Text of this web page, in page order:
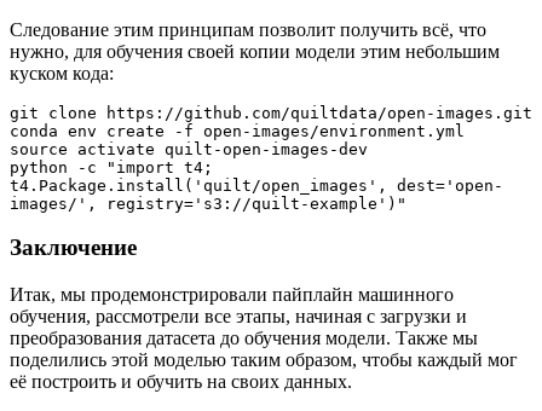
Следование этим принципам позволит получить всё, что
нужно, для обучения своей копии модели этим небольшим
куском кода:
git clone https://github.com/quiltdata/open-images.git
conda env create -f open-images/environment.yml
source activate quilt-open-images-dev
python -c "import t4;
t4.Package.install('quilt/open_images', dest='open-
images/', registry='s3://quilt-example')"
Заключение
Итак, мы продемонстрировали пайплайн машинного
обучения, рассмотрели все этапы, начиная с загрузки и
преобразования датасета до обучения модели. Также мы
поделились этой моделью таким образом, чтобы каждый мог
её построить и обучить на своих данных.